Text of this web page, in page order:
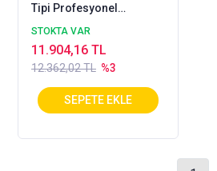
Tipi Profesyonel
Konserve Açacağı
STOKTA VAR
12.362,02 TL %3
11.904,16 TL